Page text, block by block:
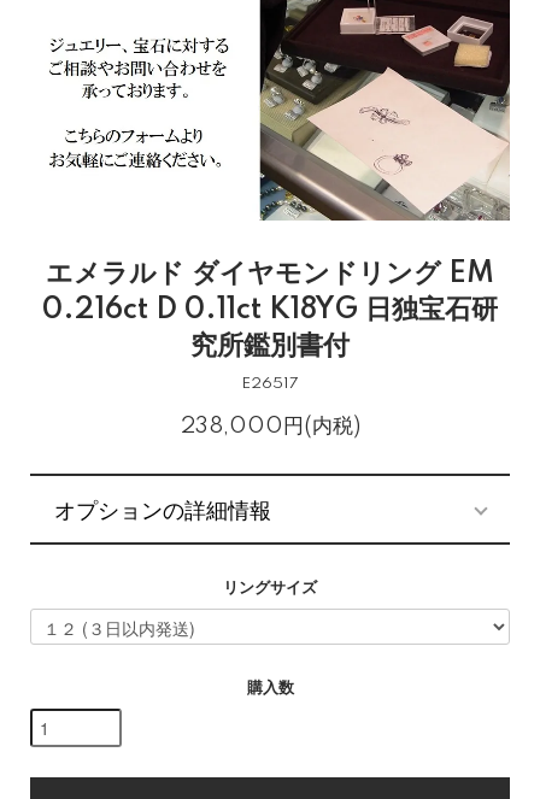
エメラルド ダイヤモンドリング EM
0.216ct D 0.11ct K18YG 日独宝石研
究所鑑別書付
E26517
238,000円(内税)
オプションの詳細情報
リングサイズ
購入数